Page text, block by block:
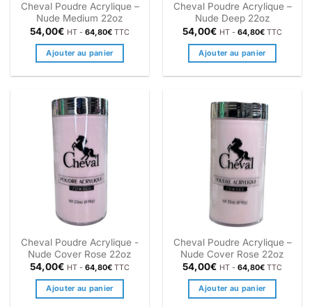
Cheval Poudre Acrylique –
Nude Medium 22oz
54,00€ HT - 64,80€ TTC
Ajouter au panier
Cheval Poudre Acrylique –
Nude Deep 22oz
54,00€ HT - 64,80€ TTC
Ajouter au panier
Cheval Poudre Acrylique -
Nude Cover Rose 22oz
54,00€ HT - 64,80€ TTC
Ajouter au panier
Cheval Poudre Acrylique –
Nude Cover Rose 22oz
54,00€ HT - 64,80€ TTC
Ajouter au panier